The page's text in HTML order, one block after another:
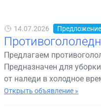
14.07.2026 Предложение
Предлагаем
Предназначен для
от наледи в холодное
Открыть объявление »